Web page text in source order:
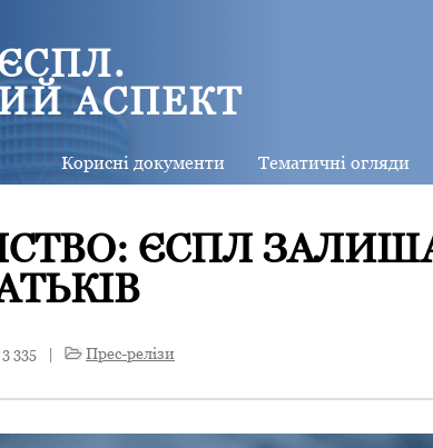
АСПЕКТ
Корисні документи Тематичні огляди
ЄСПЛ
3 335 | Прес-релізи